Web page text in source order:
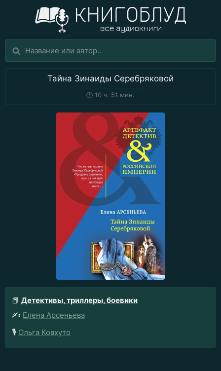
Тайна Зинаиды Серебряковой
🕒 10 ч. 51 мин.
📕 Детективы, триллеры, боевики
✍️ Елена Арсеньева
🎙️ Ольга Ковхуто